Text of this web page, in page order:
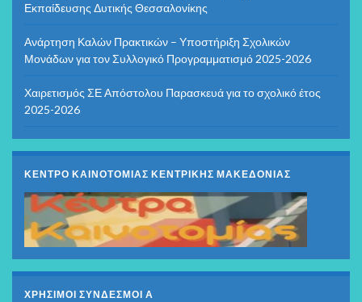
Εκπαίδευσης Δυτικής Θεσσαλονίκης
Ανάρτηση Καλών Πρακτικών – Υποστήριξη Σχολικών
Μονάδων για τον Συλλογικό Προγραμματισμό 2025-2026
Χαιρετισμός ΣΕ Απόστολου Παρασκευά για το σχολικό έτος
2025-2026
ΚΕΝΤΡΟ ΚΑΙΝΟΤΟΜΙΑΣ ΚΕΝΤΡΙΚΗΣ ΜΑΚΕΔΟΝΙΑΣ
ΧΡΗΣΙΜΟΙ ΣΥΝΔΕΣΜΟΙ Α